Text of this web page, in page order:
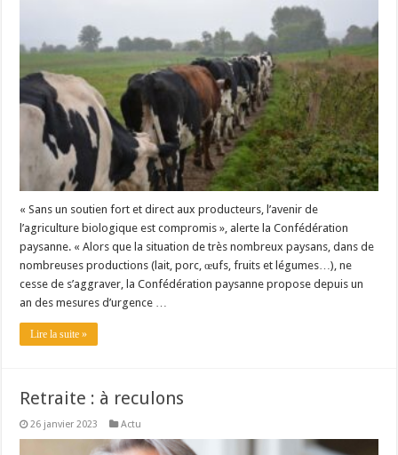
Un été fructueux pour Lactalis
« Sans un soutien fort et direct aux producteurs, l’avenir de
l’agriculture biologique est compromis », alerte la Confédération
paysanne. « Alors que la situation de très nombreux paysans, dans de
nombreuses productions (lait, porc, œufs, fruits et légumes…), ne
cesse de s’aggraver, la Confédération paysanne propose depuis un
an des mesures d’urgence …
Lire la suite »
Retraite : à reculons
26 janvier 2023 Actu